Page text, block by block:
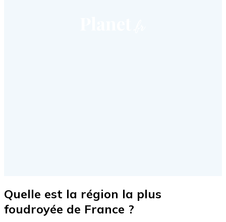
Quelle est la région la plus
foudroyée de France ?